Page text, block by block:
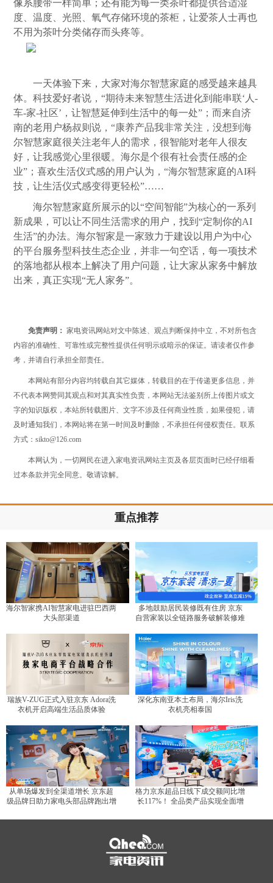
像系腰带一样简单；还有能为每一类茶叶都提供合适湿
度、温度、光照、氧气存储环境的茶柜，让爱茶人士再也
不用为茶叶分类储存而头疼等。
一天体验下来，大家对海尔智慧家庭的感受越来越具
体。科技爱好者说，“期待未来智慧生活进化到能串联‘人-
车-家-社区’，让智慧延伸到生活中的每一处”；而来自济
南的老用户杨叔则说，“康养产品我非常关注，没想到海
尔智慧家庭很关注老年人的需求，很智能对老年人很友
好，让我感觉心里很暖。海尔是个很有社会责任感的企
业”；喜欢生活仪式感的用户认为，“海尔智慧家庭的AI科
技，让生活仪式感变得更轻松”……
海尔智慧家庭所展示的以“空间智能”为核心的一系列
新成果，可以让不同生活需求的用户，找到“定制你的AI
生活”的办法。海尔智家是一家致力于建设以用户为中心
的平台服务型科技生态企业，并非一句空话，每一项技术
的落地都从根本上解决了用户问题，让大家从家务中解放
出来，真正实现“无人家务”。
免责声明： 家电资讯网站对文中陈述、观点判断保持中立，不对所包含
内容的准确性、可靠性或完整性提供任何明示或暗示的保证。请读者仅作参
考，并请自行承担全部责任。
本网站有部分内容均转载自其它媒体，转载目的在于传递更多信息，并
不代表本网赞同其观点和对其真实性负责，本网站无法鉴别所上传图片或文
字的知识版权，本站所转载图片、文字不涉及任何商业性质，如果侵犯，请
及时通知我们，本网站将在第一时间及时删除，不承担任何侵权责任。联系
方式：sikto@126.com
本网认为，一切网民在进入家电资讯网站主页及各层页面时已经仔细看
过本条款并完全同意。敬请谅解。
重点推荐
海尔智家携AI智慧家电进驻巴西两
大头部渠道
多地鼓励居民装修既有住房 京东
自营家装以全链路服务破解装修难
瑞族V-ZUG正式入驻京东 Adora洗
衣机开启高端生活品质体验
深化东南亚本土布局，海尔Iris洗
衣机亮相泰国
从单场爆发到全渠道增长 京东超
级品牌日助力家电头部品牌跑出增
格力京东超品日线下成交额同比增
长117%！ 全品类产品实现全面增